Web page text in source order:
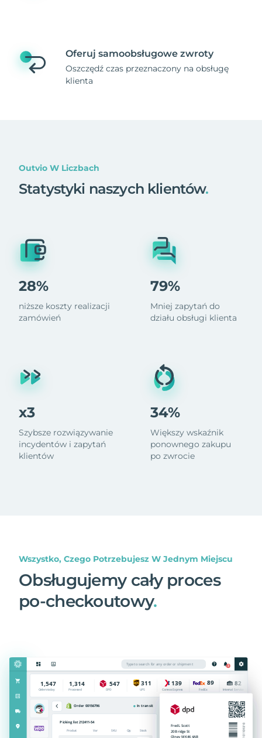
Oferuj samoobsługowe zwroty
Oszczędź czas przeznaczony na obsługę
klienta
Outvio W Liczbach
Statystyki naszych klientów.
28%
niższe koszty realizacji
zamówień
x3
Szybsze rozwiązywanie
incydentów i zapytań
klientów
79%
Mniej zapytań do
działu obsługi klienta
34%
Większy wskaźnik
ponownego zakupu
po zwrocie
Wszystko, Czego Potrzebujesz W Jednym Miejscu
Obsługujemy cały proces
po-checkoutowy.